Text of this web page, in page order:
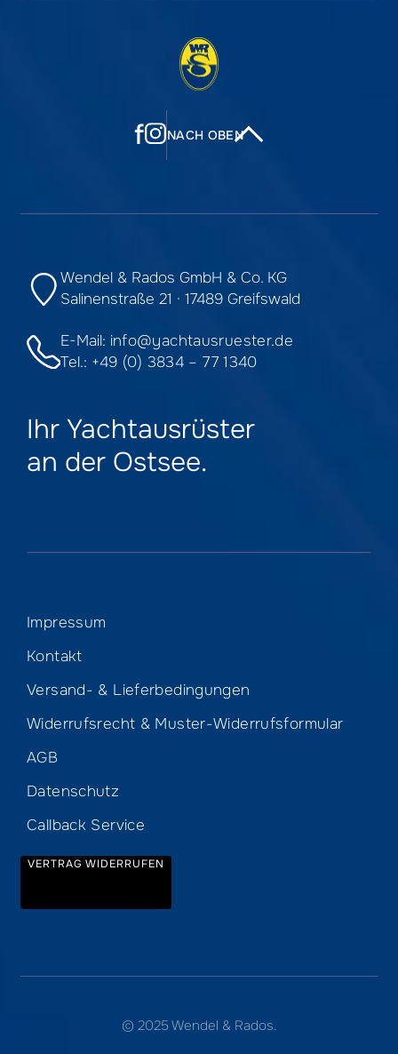
f NACH OBEN
Wendel & Rados GmbH & Co. KG
Salinenstraße 21 · 17489 Greifswald
E-Mail: info@yachtausruester.de
Tel.: +49 (0) 3834 – 77 1340
Ihr Yachtausrüster
an der Ostsee.
Impressum
Kontakt
Versand- & Lieferbedingungen
Widerrufsrecht & Muster-Widerrufsformular
AGB
Datenschutz
Callback Service
VERTRAG WIDERRUFEN
© 2025 Wendel & Rados.